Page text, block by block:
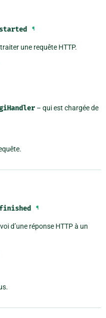
¶
une requête HTTP.
– qui est chargée de
¶
d’une réponse HTTP à un